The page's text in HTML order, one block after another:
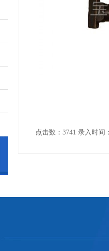
点击数：3741 录入时间